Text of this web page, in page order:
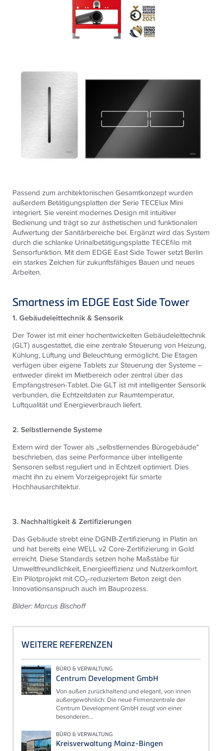
Passend zum architektonischen Gesamtkonzept wurden
außerdem Betätigungsplatten der Serie TECElux Mini
integriert. Sie vereint modernes Design mit intuitiver
Bedienung und trägt so zur ästhetischen und funktionalen
Aufwertung der Sanitärbereiche bei. Ergänzt wird das System
durch die schlanke Urinalbetätigungsplatte TECEfilo mit
Sensorfunktion. Mit dem EDGE East Side Tower setzt Berlin
ein starkes Zeichen für zukunftsfähiges Bauen und neues
Arbeiten.
Smartness im EDGE East Side Tower
1. Gebäudeleittechnik & Sensorik
Der Tower ist mit einer hochentwickelten Gebäudeleittechnik
(GLT) ausgestattet, die eine zentrale Steuerung von Heizung,
Kühlung, Lüftung und Beleuchtung ermöglicht. Die Etagen
verfügen über eigene Tablets zur Steuerung der Systeme –
entweder direkt im Mietbereich oder zentral über das
Empfangstresen-Tablet. Die GLT ist mit intelligenter Sensorik
verbunden, die Echtzeitdaten zur Raumtemperatur,
Luftqualität und Energieverbrauch liefert.
2. Selbstlernende Systeme
Extern wird der Tower als „selbstlernendes Bürogebäude“
beschrieben, das seine Performance über intelligente
Sensoren selbst reguliert und in Echtzeit optimiert. Dies
macht ihn zu einem Vorzeigeprojekt für smarte
Hochhausarchitektur.
3. Nachhaltigkeit & Zertifizierungen
Das Gebäude strebt eine DGNB-Zertifizierung in Platin an
und hat bereits eine WELL v2 Core-Zertifizierung in Gold
erreicht. Diese Standards setzen hohe Maßstäbe für
Umweltfreundlichkeit, Energieeffizienz und Nutzerkomfort.
Ein Pilotprojekt mit CO₂-reduziertem Beton zeigt den
Innovationsanspruch auch im Bauprozess.
Bilder:Marcus Bischoff
WEITERE REFERENZEN
BÜRO & VERWALTUNG
Centrum Development GmbH
Von außen zurückhaltend und elegant, von innen
außergewöhnlich: Die neue Firmenzentrale der
Centrum Development GmbH zeugt von einer
besonderen...
BÜRO & VERWALTUNG
Kreisverwaltung Mainz-Bingen